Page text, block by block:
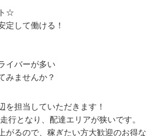
☆
して働ける！
イバーが多い
みませんか？
を担当していただきます！
行となり、配達エリアが狭いです。
がるので、稼ぎたい方大歓迎のお得な